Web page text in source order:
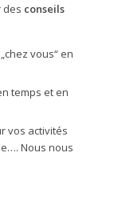
conseils
vous“ en
temps et en
vos activités
Nous nous